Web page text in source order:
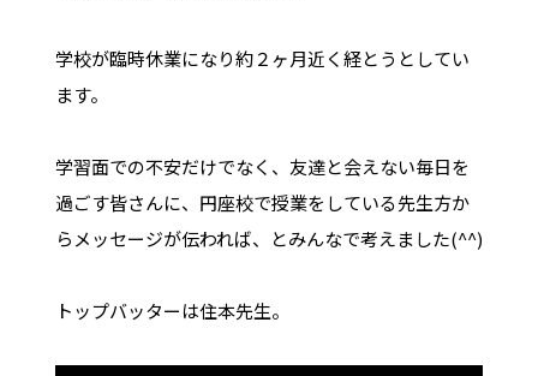
学校が臨時休業になり約２ヶ月近く経とうとしてい
ます。
学習面での不安だけでなく、友達と会えない毎日を
過ごす皆さんに、円座校で授業をしている先生方か
らメッセージが伝われば、とみんなで考えました(^^)
トップバッターは住本先生。